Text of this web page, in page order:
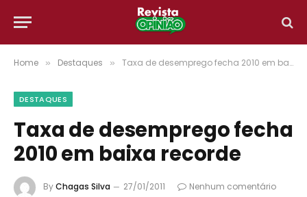
Home » Destaques » Taxa de desemprego fecha 2010 em baixa recorde
DESTAQUES
Taxa de desemprego fecha
2010 em baixa recorde
ByChagas Silva 27/01/2011
Nenhum comentário